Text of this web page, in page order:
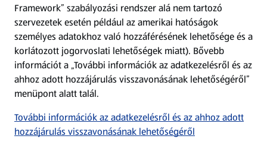
Szervizpont
(új oldalon nyílik meg)
Fedezz fel minket az interneten!
Töltsd le az ALDI Magyarország applikációt!
Framework” szabályozási rendszer alá nem tartozó
szervezetek esetén például az amerikai hatóságok
személyes adatokhoz való hozzáférésének lehetősége és a
korlátozott jogorvoslati lehetőségek miatt). Bővebb
információt a „További információk az adatkezelésről és az
ahhoz adott hozzájárulás visszavonásának lehetőségéről”
menüpont alatt talál.
További információk az adatkezelésről és az ahhoz adott
hozzájárulás visszavonásának lehetőségéről